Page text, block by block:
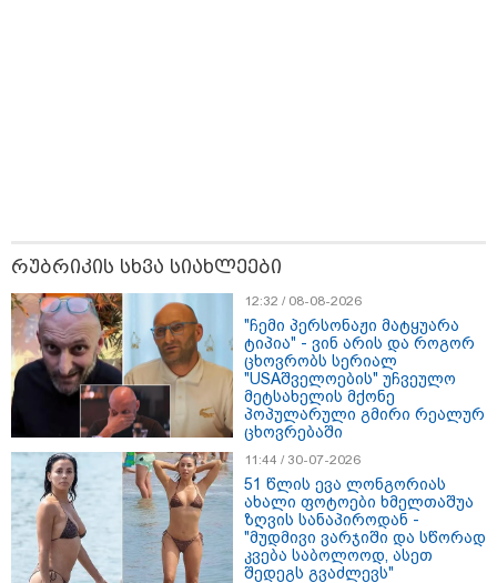
თბილისი - ჰერაკლიონი 1103.80
ლარიდან
თბილისი - ბუდაპეშტი 1421.00
ლარიდან
თბილისი - რომი 1764.80 ლარიდან
რუბრიკის სხვა სიახლეები
12:32 / 08-08-2026
"ჩემი პერსონაჟი მატყუარა
ტიპია" - ვინ არის და როგორ
ცხოვრობს სერიალ
"USAშველოების" უჩვეულო
მეტსახელის მქონე
პოპულარული გმირი რეალურ
ცხოვრებაში
11:44 / 30-07-2026
51 წლის ევა ლონგორიას
ახალი ფოტოები ხმელთაშუა
ზღვის სანაპიროდან -
"მუდმივი ვარჯიში და სწორად
კვება საბოლოოდ, ასეთ
შედეგს გვაძლევს"